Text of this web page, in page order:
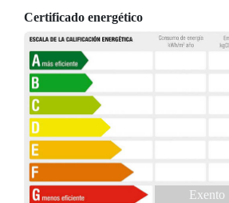
Certificado energético
Exento